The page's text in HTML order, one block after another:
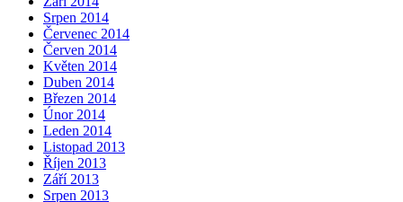
Srpen 2014
Červenec 2014
Červen 2014
Květen 2014
Duben 2014
Březen 2014
Únor 2014
Leden 2014
Listopad 2013
Říjen 2013
Září 2013
Srpen 2013